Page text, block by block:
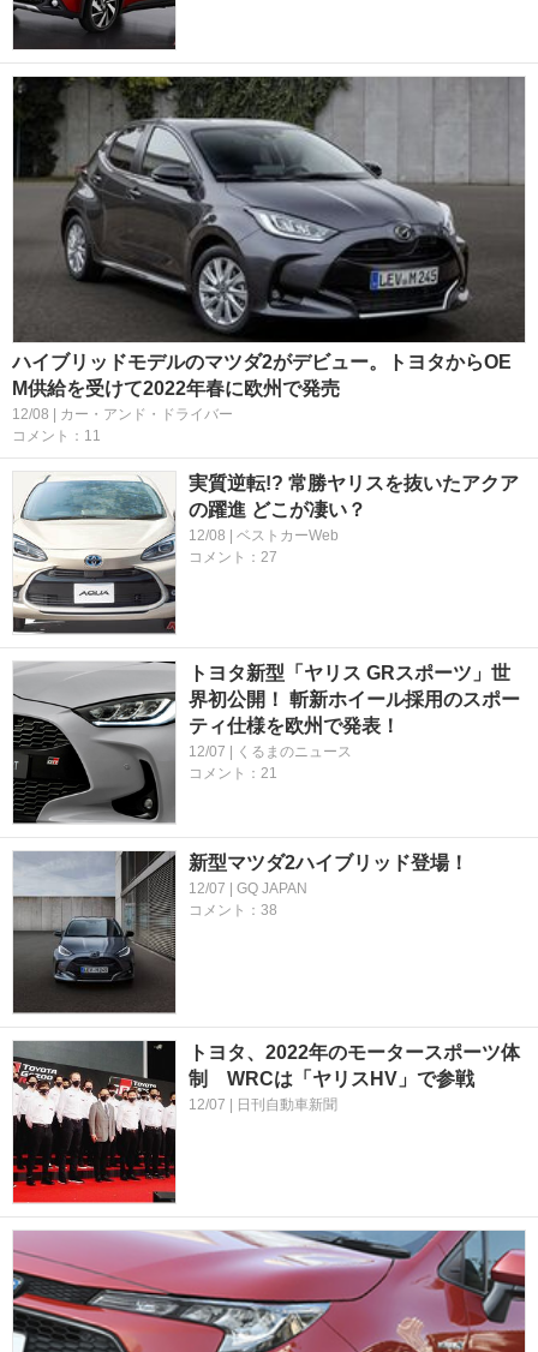
ハイブリッドモデルのマツダ2がデビュー。トヨタからOE
M供給を受けて2022年春に欧州で発売
12/08 | カー・アンド・ドライバー
コメント：11
実質逆転!? 常勝ヤリスを抜いたアクア
の躍進 どこが凄い？
12/08 | ベストカーWeb
コメント：27
トヨタ新型「ヤリス GRスポーツ」世
界初公開！ 斬新ホイール採用のスポー
ティ仕様を欧州で発表！
12/07 | くるまのニュース
コメント：21
新型マツダ2ハイブリッド登場！
12/07 | GQ JAPAN
コメント：38
トヨタ、2022年のモータースポーツ体
制 WRCは「ヤリスHV」で参戦
12/07 | 日刊自動車新聞